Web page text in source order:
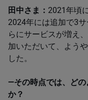
田中さま： 2021​年頃
2024​年には追加で​3​
らにサービスが増え
加いただいて、よう
した。​
―その時点では、ど
か？​